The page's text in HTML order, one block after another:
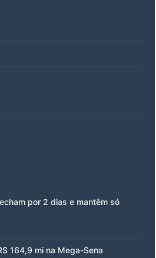
por 2 dias e mantêm só
164,9 mi na Mega-Sena